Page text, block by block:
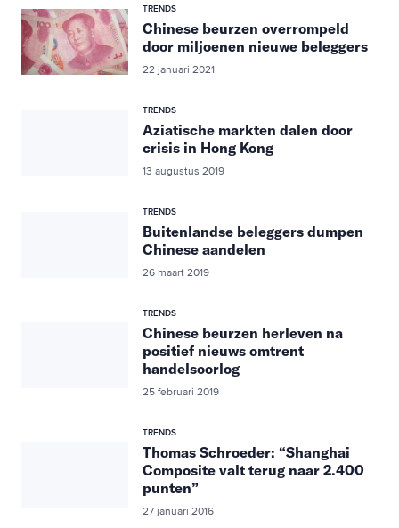
TRENDS
Chinese beurzen overrompeld
door miljoenen nieuwe beleggers
22 januari 2021
TRENDS
Aziatische markten dalen door
crisis in Hong Kong
13 augustus 2019
TRENDS
Buitenlandse beleggers dumpen
Chinese aandelen
26 maart 2019
TRENDS
Chinese beurzen herleven na
positief nieuws omtrent
handelsoorlog
25 februari 2019
TRENDS
Thomas Schroeder: “Shanghai
Composite valt terug naar 2.400
punten”
27 januari 2016